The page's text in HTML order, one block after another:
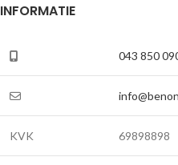
INFORMATIE
043 850
KVK 69898898